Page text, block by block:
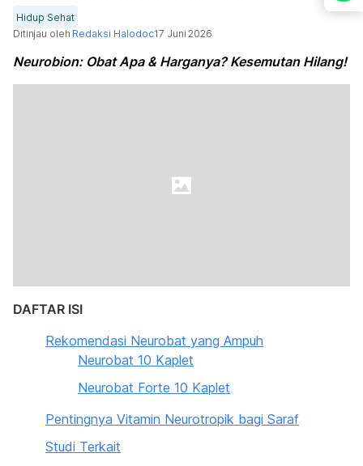
Hidup Sehat
Ditinjau oleh Redaksi Halodoc17 Juni 2026
Neurobion: Obat Apa & Harganya? Kesemutan Hilang!
DAFTAR ISI
Rekomendasi Neurobat yang Ampuh
Neurobat 10 Kaplet
Neurobat Forte 10 Kaplet
Pentingnya Vitamin Neurotropik bagi Saraf
Studi Terkait